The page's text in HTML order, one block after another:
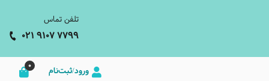
تلفن تماس
021 9107 7799
ورود/ثبت‌نام 0